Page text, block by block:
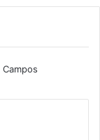
Campos